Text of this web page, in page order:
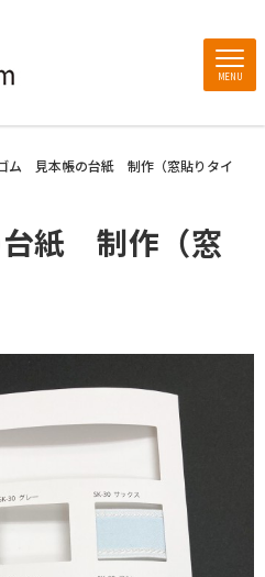
MENU
ム 見本帳の台紙 制作（窓貼りタイ
紙 制作（窓